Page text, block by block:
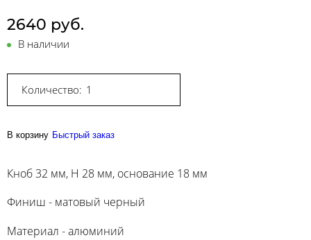
2640 руб.
В наличии
Количество:
В корзину Быстрый заказ
Кноб 32 мм, Н 28 мм, основание 18 мм
Финиш - матовый черный
Материал - алюминий